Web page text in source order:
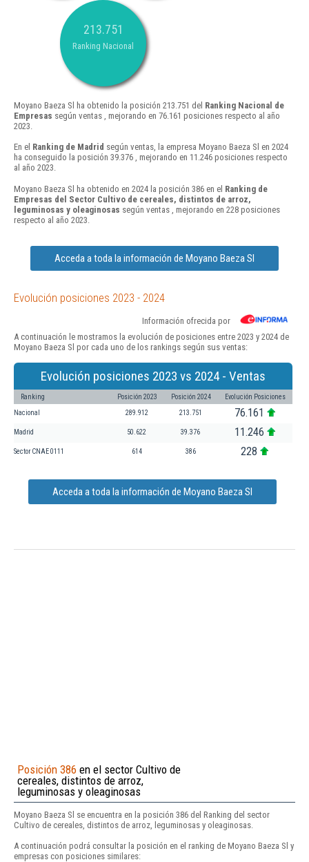
213.751
Ranking Nacional
Moyano Baeza Sl ha obtenido la posición 213.751 del Ranking Nacional de
Empresas según ventas , mejorando en 76.161 posiciones respecto al año
2023.
En el Ranking de Madrid según ventas, la empresa Moyano Baeza Sl en 2024
ha conseguido la posición 39.376 , mejorando en 11.246 posiciones respecto
al año 2023.
Moyano Baeza Sl ha obtenido en 2024 la posición 386 en el Ranking de
Empresas del Sector Cultivo de cereales, distintos de arroz,
leguminosas y oleaginosas según ventas , mejorando en 228 posiciones
respecto al año 2023.
Acceda a toda la información de Moyano Baeza Sl
Evolución posiciones 2023 - 2024
Información ofrecida por
A continuación le mostramos la evolución de posiciones entre 2023 y 2024 de
Moyano Baeza Sl por cada uno de los rankings según sus ventas:
Evolución posiciones 2023 vs 2024 - Ventas
Ranking Posición 2023 Posición 2024 Evolución Posiciones
Nacional 289.912 213.751 76.161
Madrid 50.622 39.376 11.246
Sector CNAE 0111 614 386 228
Acceda a toda la información de Moyano Baeza Sl
Posición 386 en el sector Cultivo de
cereales, distintos de arroz,
leguminosas y oleaginosas
Moyano Baeza Sl se encuentra en la posición 386 del Ranking del sector
Cultivo de cereales, distintos de arroz, leguminosas y oleaginosas.
A continuación podrá consultar la posición en el ranking de Moyano Baeza Sl y
empresas con posiciones similares: